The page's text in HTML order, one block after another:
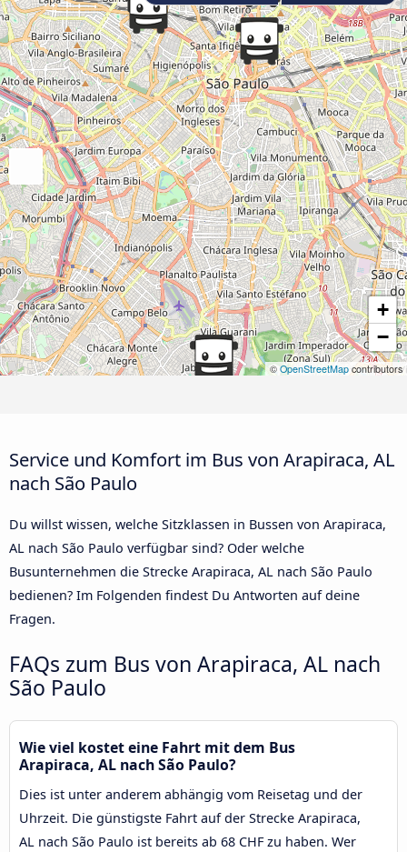
+
−
© OpenStreetMap contributors
Service und Komfort im Bus von Arapiraca, AL
nach São Paulo
Du willst wissen, welche Sitzklassen in Bussen von Arapiraca,
AL nach São Paulo verfügbar sind? Oder welche
Busunternehmen die Strecke Arapiraca, AL nach São Paulo
bedienen? Im Folgenden findest Du Antworten auf deine
Fragen.
FAQs zum Bus von Arapiraca, AL nach
São Paulo
Wie viel kostet eine Fahrt mit dem Bus
Arapiraca, AL nach São Paulo?
Dies ist unter anderem abhängig vom Reisetag und der
Uhrzeit. Die günstigste Fahrt auf der Strecke Arapiraca,
AL nach São Paulo ist bereits ab 68 CHF zu haben. Wer